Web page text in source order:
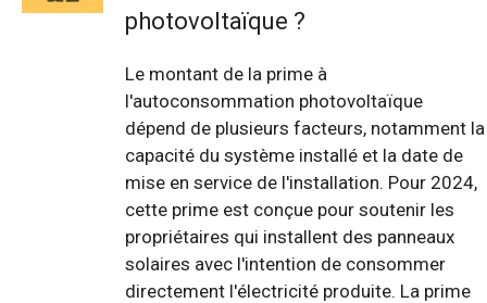
photovoltaïque ?
Le montant de la prime à
l'autoconsommation photovoltaïque
dépend de plusieurs facteurs, notamment la
capacité du système installé et la date de
mise en service de l'installation. Pour 2024,
cette prime est conçue pour soutenir les
propriétaires qui installent des panneaux
solaires avec l'intention de consommer
directement l'électricité produite. La prime